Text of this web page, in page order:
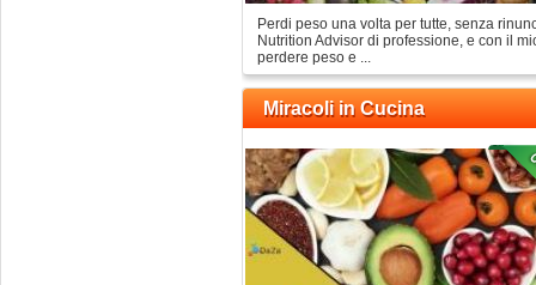
Perdi peso una volta per tutte, senza
Nutrition Advisor di professione, e con il
perdere peso e ...
Miracoli in Cucina